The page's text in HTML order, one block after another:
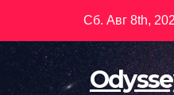
содержимому
Сб. Авг 8th,